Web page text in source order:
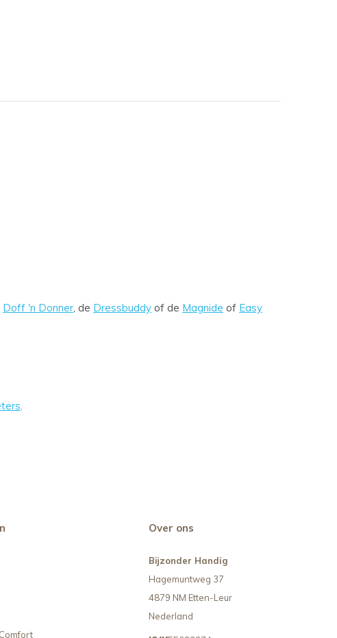
Doff 'n Donner, de Dressbuddy of de Magnide of Easy
.
Over ons
Bijzonder Handig
Hagemuntweg 37
4879 NM Etten-Leur
Nederland